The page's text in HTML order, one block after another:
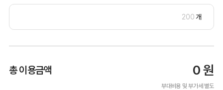
개
총 이용금액 0 원
부대비용 및 부가세 별도